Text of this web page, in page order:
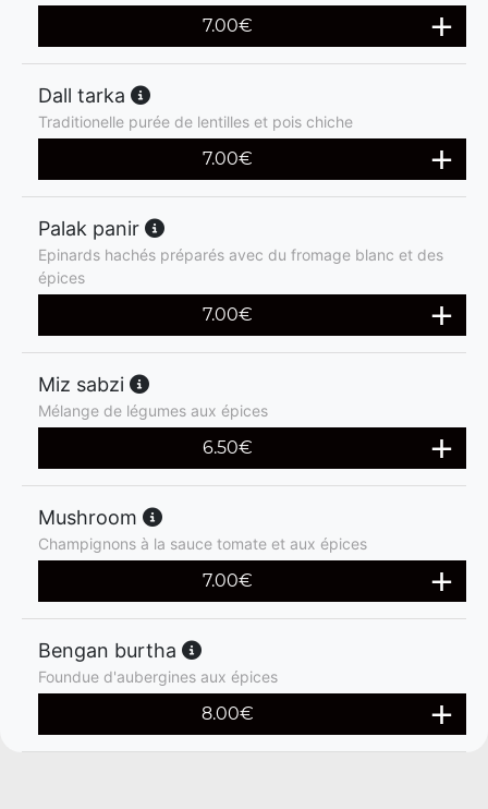
7.00€
Dall tarka
Traditionelle purée de lentilles et pois chiche
7.00€
Palak panir
Epinards hachés préparés avec du fromage blanc et des
épices
7.00€
Miz sabzi
Mélange de légumes aux épices
6.50€
Mushroom
Champignons à la sauce tomate et aux épices
7.00€
Bengan burtha
Foundue d'aubergines aux épices
8.00€